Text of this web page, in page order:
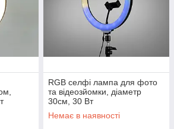
RGB селфі лампа для фото
та відеозйомки, діаметр
30см, 30 Вт
Немає в наявності